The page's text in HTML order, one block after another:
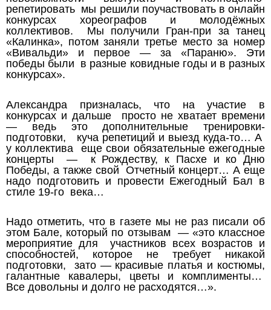
репетировать мы решили поучаствовать в онлайн
конкурсах хореографов и молодёжных
коллективов. Мы получили Гран-при за танец
«Калинка», потом заняли третье место за номер
«Вивальди» и первое — за «Параню». Эти
победы были в разные ковидные годы и в разных
конкурсах».
Александра призналась, что на участие в
конкурсах и дальше просто не хватает времени
— ведь это дополнительные тренировки-
подготовки, куча репетиций и выезд куда-то… А
у коллектива еще свои обязательные ежегодные
концерты — к Рождеству, к Пасхе и ко Дню
Победы, а также свой Отчетный концерт… А еще
надо подготовить и провести Ежегодный Бал в
стиле 19-го века…
Надо отметить, что в газете мы не раз писали об
этом Бале, который по отзывам — «это классное
мероприятие для участников всех возрастов и
способностей, которое не требует никакой
подготовки, зато — красивые платья и костюмы,
галантные кавалеры, цветы и комплименты…
Все довольны и долго не расходятся…».